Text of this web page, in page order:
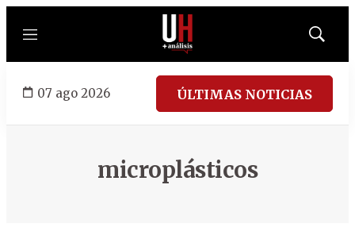
Menú
Mostrar
07 ago 2026 ÚLTIMAS NOTICIAS
microplásticos